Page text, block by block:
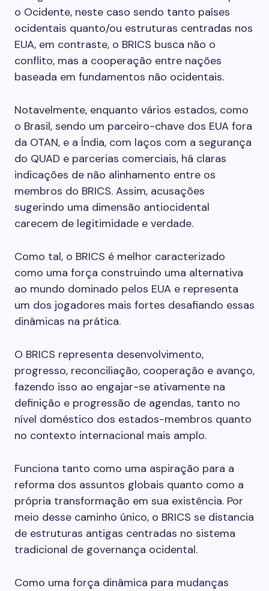
o Ocidente, neste caso sendo tanto países
ocidentais quanto/ou estruturas centradas nos
EUA, em contraste, o BRICS busca não o
conflito, mas a cooperação entre nações
baseada em fundamentos não ocidentais.
Notavelmente, enquanto vários estados, como
o Brasil, sendo um parceiro-chave dos EUA fora
da OTAN, e a Índia, com laços com a segurança
do QUAD e parcerias comerciais, há claras
indicações de não alinhamento entre os
membros do BRICS. Assim, acusações
sugerindo uma dimensão antiocidental
carecem de legitimidade e verdade.
Como tal, o BRICS é melhor caracterizado
como uma força construindo uma alternativa
ao mundo dominado pelos EUA e representa
um dos jogadores mais fortes desafiando essas
dinâmicas na prática.
O BRICS representa desenvolvimento,
progresso, reconciliação, cooperação e avanço,
fazendo isso ao engajar-se ativamente na
definição e progressão de agendas, tanto no
nível doméstico dos estados-membros quanto
no contexto internacional mais amplo.
Funciona tanto como uma aspiração para a
reforma dos assuntos globais quanto como a
própria transformação em sua existência. Por
meio desse caminho único, o BRICS se distancia
de estruturas antigas centradas no sistema
tradicional de governança ocidental.
Como uma força dinâmica para mudanças